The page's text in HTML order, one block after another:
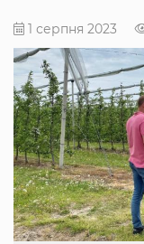
1 серпня 2023